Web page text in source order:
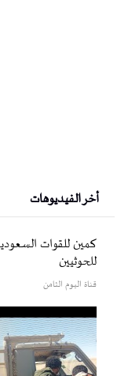
أخر الفيديوهات
كمين للقوات
للحوثيين
قناة اليوم الثامن